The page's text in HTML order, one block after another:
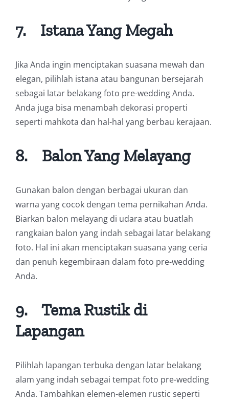
7. Istana Yang Megah
Jika Anda ingin menciptakan suasana mewah dan
elegan, pilihlah istana atau bangunan bersejarah
sebagai latar belakang foto pre-wedding Anda.
Anda juga bisa menambah dekorasi properti
seperti mahkota dan hal-hal yang berbau kerajaan.
8. Balon Yang Melayang
Gunakan balon dengan berbagai ukuran dan
warna yang cocok dengan tema pernikahan Anda.
Biarkan balon melayang di udara atau buatlah
rangkaian balon yang indah sebagai latar belakang
foto. Hal ini akan menciptakan suasana yang ceria
dan penuh kegembiraan dalam foto pre-wedding
Anda.
9. Tema Rustik di
Lapangan
Pilihlah lapangan terbuka dengan latar belakang
alam yang indah sebagai tempat foto pre-wedding
Anda. Tambahkan elemen-elemen rustic seperti